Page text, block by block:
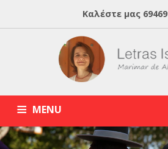
Καλέστε μας
MENU
HOME ABOUT MARIMAR ΙΣΠΑΝΙΚΑ